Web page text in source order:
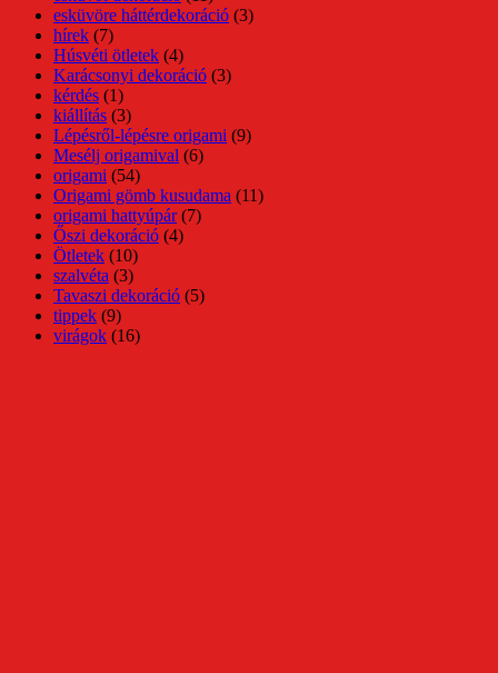
esküvöre háttérdekoráció (3)
hírek (7)
Húsvéti ötletek (4)
Karácsonyi dekoráció (3)
kérdés (1)
kiállítás (3)
Lépésről-lépésre origami (9)
Mesélj origamival (6)
origami (54)
Origami gömb kusudama (11)
origami hattyúpár(7)
Őszi dekoráció (4)
Ötletek (10)
szalvéta (3)
Tavaszi dekoráció (5)
tippek (9)
virágok (16)